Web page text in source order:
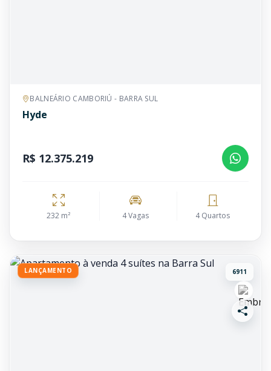
BALNEÁRIO CAMBORIÚ - BARRA SUL
Hyde
R$ 12.375.219
232 m² 4 Vagas 4 Quartos
LANÇAMENTO 6911